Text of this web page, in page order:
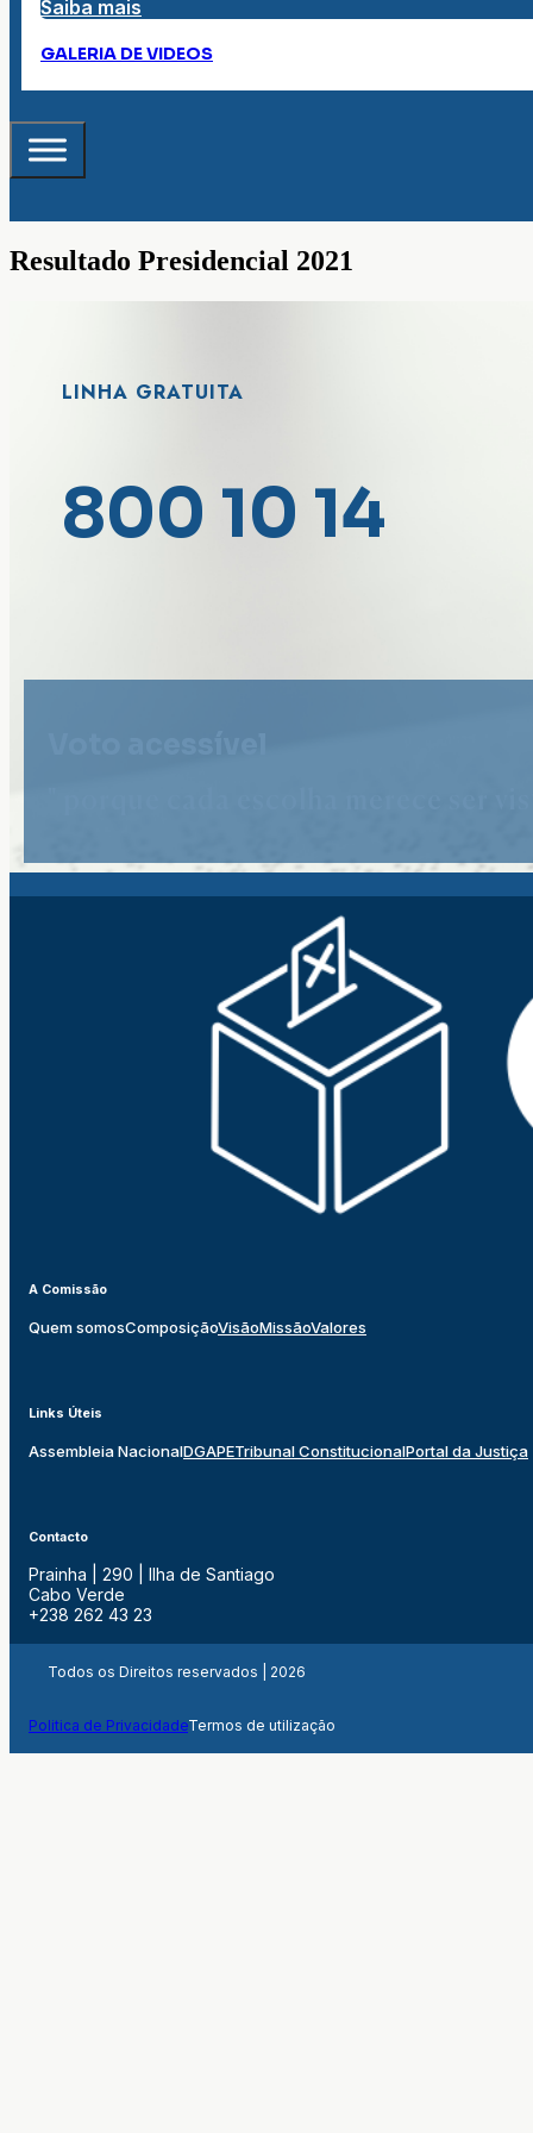
Saiba mais
GALERIA DE VIDEOS
Resultado Presidencial 2021
LINHA GRATUITA
800 10 14
A Comissão
Quem somosComposiçãoVisãoMissãoValores
Links Úteis
Assembleia NacionalDGAPETribunal ConstitucionalPortal da Justiça
Contacto
Prainha | 290 | Ilha de Santiago
Cabo Verde
+238 262 43 23
Todos os Direitos reservados | 2026
Politica de PrivacidadeTermos de utilização